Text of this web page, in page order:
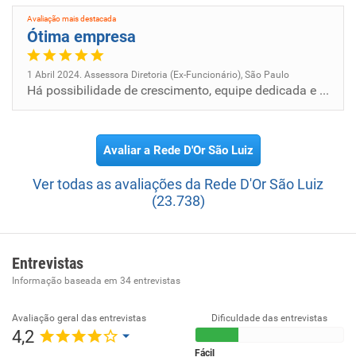
Avaliação mais destacada
Ótima empresa
1 Abril 2024. Assessora Diretoria (Ex-Funcionário), São Paulo
Há possibilidade de crescimento, equipe dedicada e competente. Ambiente de trabalho propicio a obter bons rendimentos,
Avaliar a Rede D'Or São Luiz
Ver todas as avaliações da Rede D'Or São Luiz
(23.738)
Entrevistas
Informação baseada em 34 entrevistas
Avaliação geral das entrevistas
4,2
Dificuldade das entrevistas
Fácil